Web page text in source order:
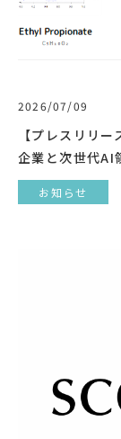
2026/07/09
【プレスリリ
企業と次世代AI
お知らせ